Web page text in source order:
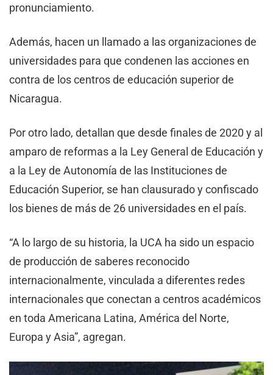
pronunciamiento.
Además, hacen un llamado a las organizaciones de
universidades para que condenen las acciones en
contra de los centros de educación superior de
Nicaragua.
Por otro lado, detallan que desde finales de 2020 y al
amparo de reformas a la Ley General de Educación y
a la Ley de Autonomía de las Instituciones de
Educación Superior, se han clausurado y confiscado
los bienes de más de 26 universidades en el país.
“A lo largo de su historia, la UCA ha sido un espacio
de producción de saberes reconocido
internacionalmente, vinculada a diferentes redes
internacionales que conectan a centros académicos
en toda Americana Latina, América del Norte,
Europa y Asia”, agregan.